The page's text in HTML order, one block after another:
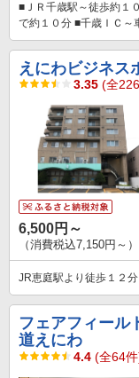
■ＪＲ千歳駅～徒歩約１
で約１０分 ■千歳Ｉ
えにわビジネス
3.35 (全
6,500円～
（消費税込7,150円～）
JR恵庭駅より徒歩１２分
フェアフィール
道えにわ
4.4 (全64